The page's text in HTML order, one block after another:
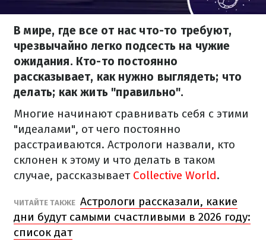
В мире, где все от нас что-то требуют,
чрезвычайно легко подсесть на чужие
ожидания. Кто-то постоянно
рассказывает, как нужно выглядеть; что
делать; как жить "правильно".
Многие начинают сравнивать себя с этими
"идеалами", от чего постоянно
расстраиваются. Астрологи назвали, кто
склонен к этому и что делать в таком
случае, рассказывает Collective World.
ЧИТАЙТЕ ТАКЖЕ Астрологи рассказали, какие
дни будут самыми счастливыми в 2026 году:
список дат